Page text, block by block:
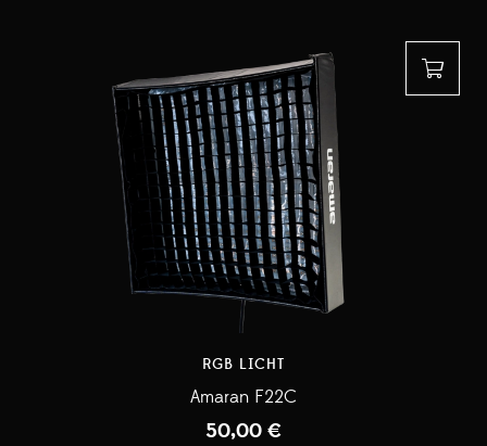
RGB LICHT
Amaran F22C
50,00 €